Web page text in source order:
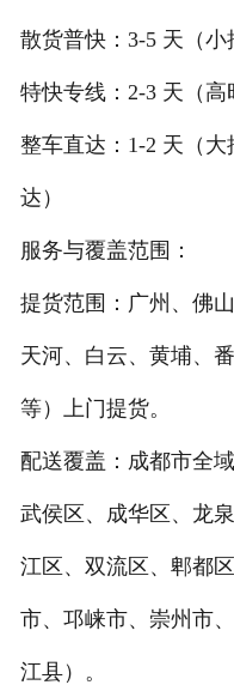
散货普快：3-5 天（小
特快专线：2-3 天（高
整车直达：1-2 天（
达）
服务与覆盖范围：
提货范围：广州、佛
天河、白云、黄埔、
等）上门提货。
配送覆盖：成都市全
武侯区、成华区、龙
江区、双流区、郫都
市、邛崃市、崇州市
江县）。